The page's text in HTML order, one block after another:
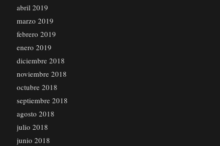
abril 2019
marzo 2019
febrero 2019
enero 2019
diciembre 2018
noviembre 2018
octubre 2018
septiembre 2018
agosto 2018
julio 2018
junio 2018